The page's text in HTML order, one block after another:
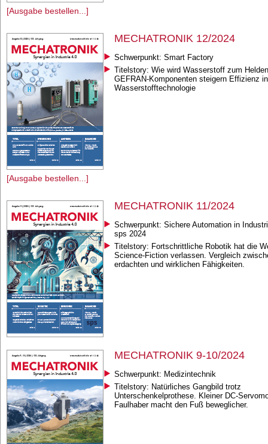
[Ausgabe bestellen...]
[Ausgabe bestellen...]
MECHATRONIK 12/2024
Schwerpunkt: Smart Factory
Titelstory: Wie wird Wasserstoff zum
GEFRAN-Komponenten steigern Effizienz
Wasserstofftechnologie
MECHATRONIK 11/2024
Schwerpunkt: Sichere Automation in
sps 2024
Titelstory: Fortschrittliche Robotik hat die
Science-Fiction verlassen. Vergleich
erdachten und wirklichen Fähigkeiten.
MECHATRONIK 9-10/2024
Schwerpunkt: Medizintechnik
Titelstory: Natürliches Gangbild trotz
Unterschenkelprothese. Kleiner DC-
Faulhaber macht den Fuß beweglicher.